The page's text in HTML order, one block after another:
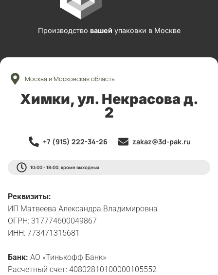
Производство вашей упаковки в Москве
Москва и Московская область
Химки, ул. Некрасова д.
2
+7 (915) 222-34-26 zakaz@3d-pak.ru
10:00 - 18:00, кроме выходных
Реквизиты:
ИП Матвеева Александра Владимировна
ОГРН: 317774600049867
ИНН: 773471315681
Банк: АО «Тинькофф Банк»
Расчетный счет: 40802810100000105552